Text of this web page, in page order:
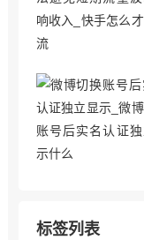
标签列表